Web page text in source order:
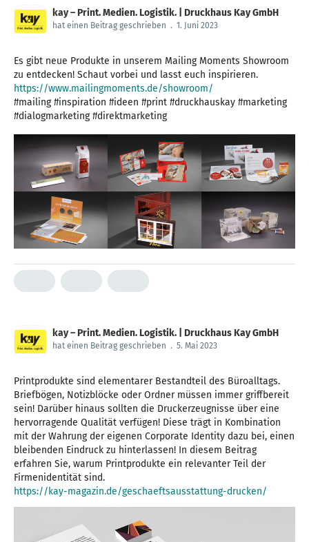
kay – Print. Medien. Logistik. | Druckhaus Kay GmbH
hat einen Beitrag geschrieben . 1. Juni 2023
Es gibt neue Produkte in unserem Mailing Moments Showroom
https://www.mailingmoments.de/showroom/
#mailing #inspiration #ideen #print #druckhauskay #marketing
#dialogmarketing #direktmarketing
kay – Print. Medien. Logistik. | Druckhaus Kay GmbH
hat einen Beitrag geschrieben . 5. Mai 2023
Printprodukte sind elementarer Bestandteil des Büroalltags.
Briefbögen, Notizblöcke oder Ordner müssen immer griffbereit
sein! Darüber hinaus sollten die Druckerzeugnisse über eine
hervorragende Qualität verfügen! Diese trägt in Kombination
mit der Wahrung der eigenen Corporate Identity dazu bei, einen
bleibenden Eindruck zu hinterlassen! In diesem Beitrag
erfahren Sie, warum Printprodukte ein relevanter Teil der
https://kay-magazin.de/geschaeftsausstattung-drucken/